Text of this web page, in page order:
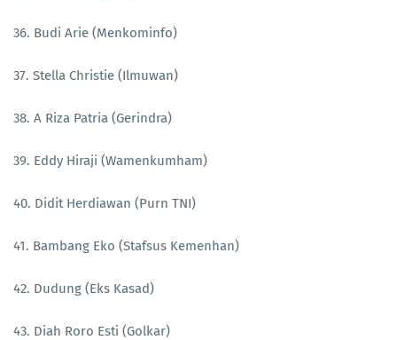
36. Budi Arie (Menkominfo)
37. Stella Christie (Ilmuwan)
38. A Riza Patria (Gerindra)
39. Eddy Hiraji (Wamenkumham)
40. Didit Herdiawan (Purn TNI)
41. Bambang Eko (Stafsus Kemenhan)
42. Dudung (Eks Kasad)
43. Diah Roro Esti (Golkar)